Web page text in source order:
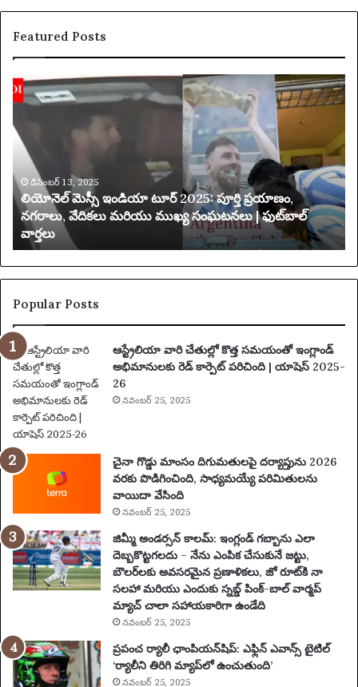
Featured Posts
లి
యో
ల్
మె
ఇం
డి
యా
టూ
ర్
2
0
2
:
పూ
ర్తి
ప్ర
యా
ణం
,
న
గ
వే
ది
క
లు
యు
ము
ఖ్య
డిసెంబర్ 13, 2025
లియోనెల్ మెస్సీ ఇండియా టూర్ 2025: పూర్తి ప్రయాణం,
నగరాలు, వేదికలు మరియు ముఖ్య సంఘటనలు | ఫుట్‌బాల్
వార్తలు
ది
Popular Posts
ఆస్ట్రేలియా వారి చేతుల్లో కొత్త సమయంతో ఇంగ్లాండ్
అభిమానులకు రెడ్ కార్పెట్ పరిచింది | యాషెస్ 2025-
26
నవంబర్ 25, 2025
చైనా గొడ్డు మాంసం దిగుమతులపై దర్యాప్తును 2026
వరకు పొడిగించింది, సాధ్యమయ్యే పరిమితులను
వాయిదా వేసింది
నవంబర్ 25, 2025
జిమ్మీ అండర్సన్ కాలమ్: ఇంగ్లండ్ గబ్బాను ఎలా
దెబ్బకొట్టగలదు – నేను ఎంపిక చేసుకునే జట్టు,
బౌలర్‌లకు అవసరమైన ప్రణాళికలు, జో రూట్‌కి నా
సలహా మరియు ఎందుకు స్నబ్డ్ పింక్-బాల్ వార్మప్
మ్యాచ్ చాలా సహాయకారిగా ఉండేది
నవంబర్ 25, 2025
ప్రపంచ ర్యాలీ ఛాంపియన్‌షిప్: ఎఫ్లిన్ ఎవాన్స్ టైటిల్
‘ర్యాలీని తిరిగి మ్యాప్‌లో ఉంచుతుంది’
నవంబర్ 25, 2025